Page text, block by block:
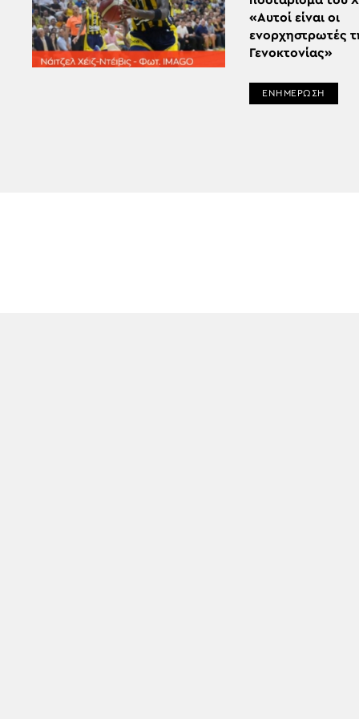
«Αυτοί είναι οι
ενορχηστρωτές
Γενοκτονίας»
ΕΝΗΜΕΡΩΣΗ